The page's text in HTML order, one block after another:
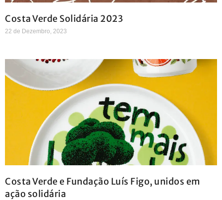
Costa Verde Solidária 2023
22 de Dezembro, 2023
Costa Verde e Fundação Luís Figo, unidos em
ação solidária